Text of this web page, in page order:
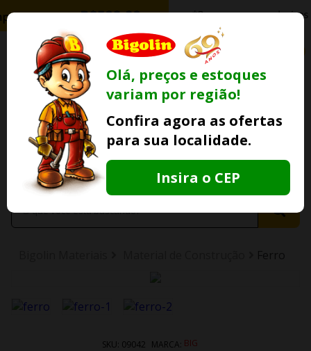
Informeseu CEP
Olá, preços e estoques
variam por região!
Confira agora as ofertas
para sua localidade.
Insira o CEP
Ofertas
Lojas Fisicas
Conta
Whatsapp
SKU: 09042 MARCA: BIG